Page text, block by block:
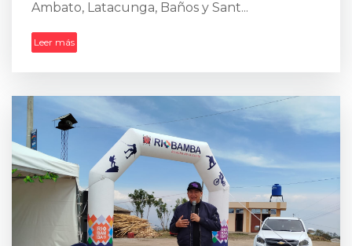
Ambato, Latacunga, Baños y Sant...
Leer más